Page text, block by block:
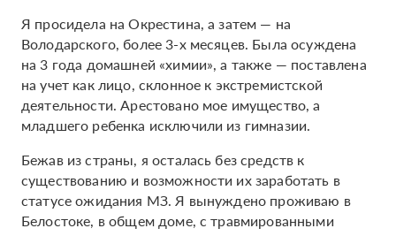
Я просидела на Окрестина, а затем — на
Володарского, более 3-х месяцев. Была осуждена
на 3 года домашней «химии», а также — поставлена
на учет как лицо, склонное к экстремистской
деятельности. Арестовано мое имущество, а
младшего ребенка исключили из гимназии.
Бежав из страны, я осталась без средств к
существованию и возможности их заработать в
статусе ожидания МЗ. Я вынуждено проживаю в
Белостоке, в общем доме, с травмированными